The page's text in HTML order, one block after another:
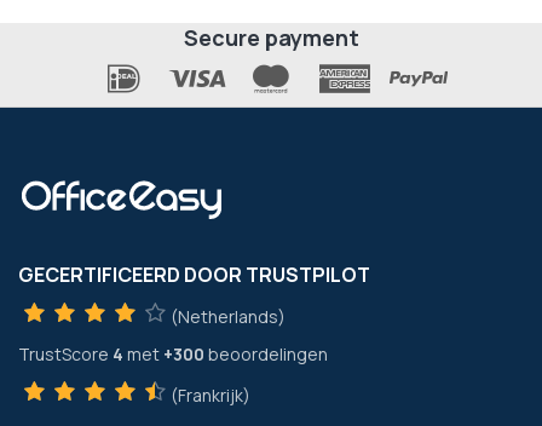
Secure payment
GECERTIFICEERD DOOR TRUSTPILOT
(Netherlands)
TrustScore 4 met +300 beoordelingen
(Frankrijk)